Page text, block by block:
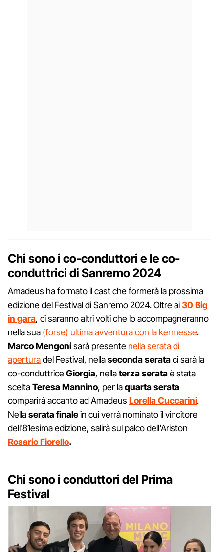
Chi sono i co-conduttori e le co-
conduttrici di Sanremo 2024
Amadeus ha formato il cast che formerà la prossima
edizione del Festival di Sanremo 2024. Oltre ai30 Big
in gara, ci saranno altri volti che lo accompagneranno
nella sua (forse) ultima avventura con la kermesse.
Marco Mengonisarà presente nella serata di
aperturadel Festival, nellaseconda serataci sarà la
co-conduttriceGiorgia, nellaterzaserataè stata
sceltaTeresa Mannino, per laquarta serata
comparirà accanto ad Amadeus Lorella Cuccarini.
Nellaserata finalein cui verrà nominato il vincitore
dell'81esima edizione, salirà sul palco dell'Ariston
Rosario Fiorello.
Chi sono i conduttori del Prima
Festival